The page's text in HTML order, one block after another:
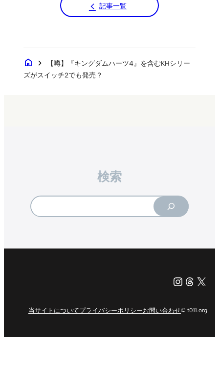
記事一覧
home chevron_right
【噂】『キングダムハーツ4』を含むKHシリー
ズがスイッチ2でも発売？
検索
X（旧
当サイトについてプライバシーポリシーお問い合わせ© t011.org